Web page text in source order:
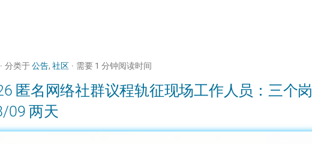
分类于公告, 社区 需要 1 分钟阅读时间
匿名网络社群议程轨征现场工作人员：三个岗
09 两天